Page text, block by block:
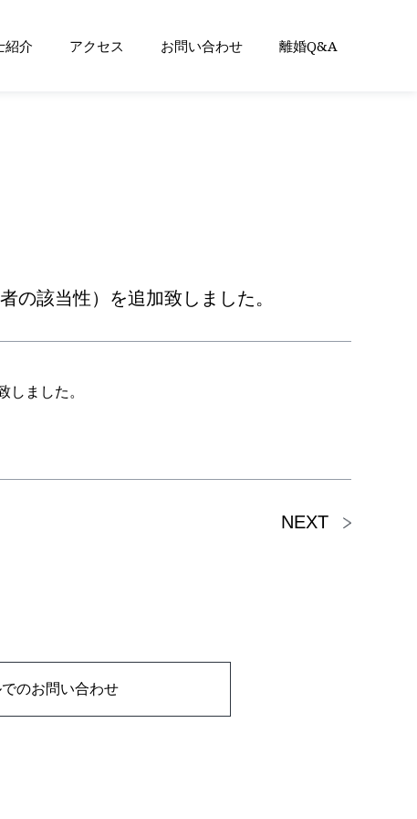
紹介 アクセス お問い合わせ 離婚Q&A
該当性）を追加致しました。
しました。
NEXT
でのお問い合わせ